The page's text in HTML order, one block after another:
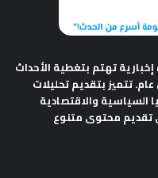
تهتم بتغطية الأحداث
تتميز بتقديم تحليلات
السياسية والاقتصادية
تقديم محتوى متنوع